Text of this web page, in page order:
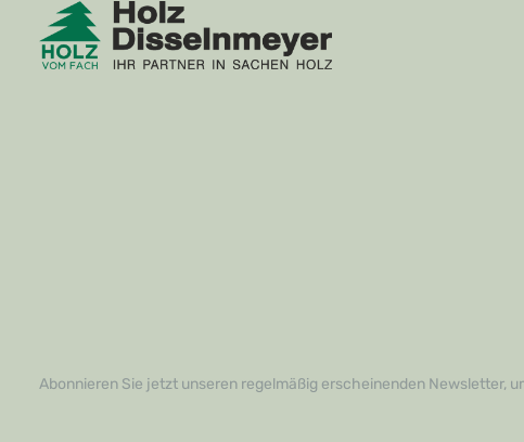
Abonnieren Sie jetzt unseren regelmäßig erscheinenden Newsletter,